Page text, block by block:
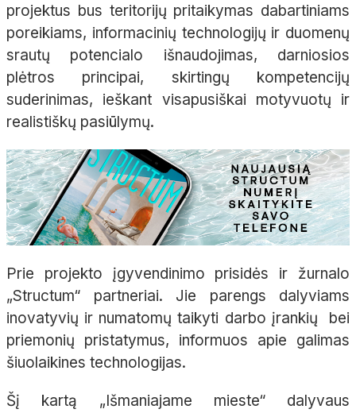
projektus bus teritorijų pritaikymas dabartiniams
poreikiams, informacinių technologijų ir duomenų
srautų potencialo išnaudojimas, darniosios
plėtros principai, skirtingų kompetencijų
suderinimas, ieškant visapusiškai motyvuotų ir
realistiškų pasiūlymų.
Prie projekto įgyvendinimo prisidės ir žurnalo
„Structum“ partneriai. Jie parengs dalyviams
inovatyvių ir numatomų taikyti darbo įrankių bei
priemonių pristatymus, informuos apie galimas
šiuolaikines technologijas.
Šį kartą „Išmaniajame mieste“ dalyvaus